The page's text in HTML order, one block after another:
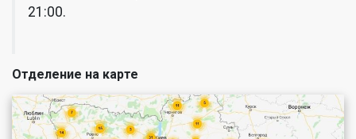
21:00.
Отделение на карте